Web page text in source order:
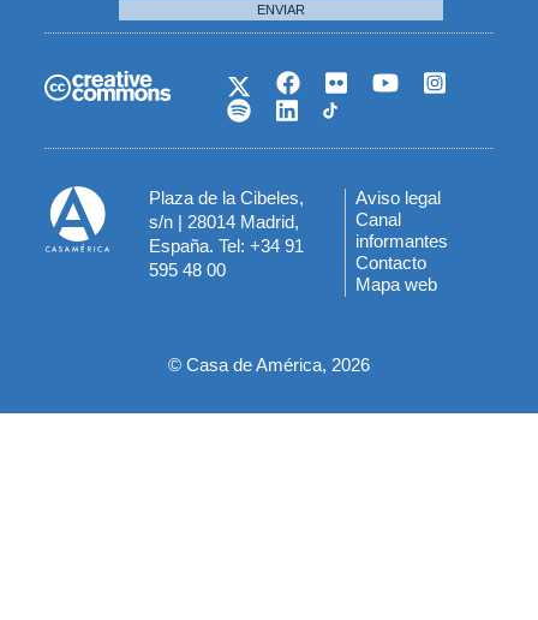
ENVIAR
Plaza de la Cibeles,
s/n | 28014 Madrid,
España. Tel: +34 91
595 48 00
Menú
del
pie
Aviso legal
Canal
informantes
Contacto
Mapa web
© Casa de América, 2026